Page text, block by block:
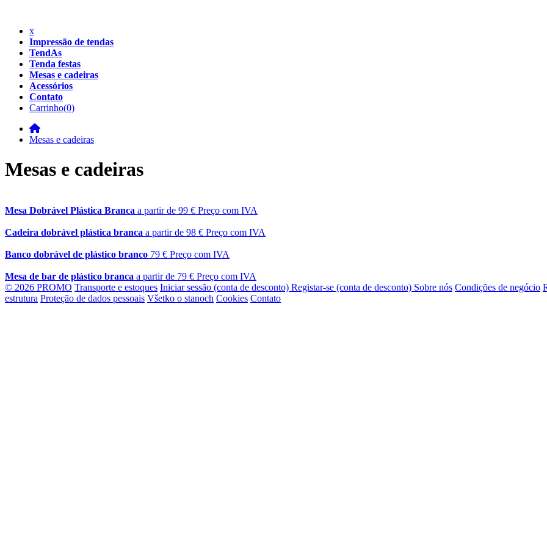
x
Impressão de tendas
TendAs
Tenda festas
Mesas e cadeiras
Acessórios
Contato
Carrinho(0)
Mesas e cadeiras
Mesas e cadeiras
Mesa Dobrável Plástica Branca a partir de 99 € Preço com IVA
Cadeira dobrável plástica branca a partir de 98 € Preço com IVA
Banco dobrável de plástico branco 79 € Preço com IVA
Mesa de bar de plástico branca a partir de 79 € Preço com IVA
© 2026 PROMO Transporte e estoques Iniciar sessão (conta de desconto) Registar-se (conta de desconto) Sobre nós Condições de negócio
estrutura Proteção de dados pessoais Všetko o stanoch Cookies Contato